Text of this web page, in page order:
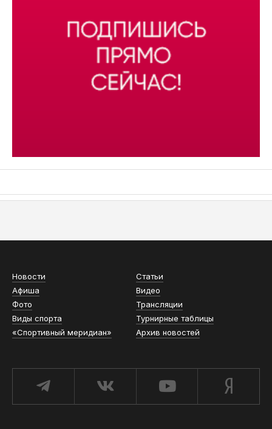
Новости
Статьи
Афиша
Видео
Фото
Трансляции
Виды спорта
Турнирные таблицы
«Спортивный меридиан»
Архив новостей